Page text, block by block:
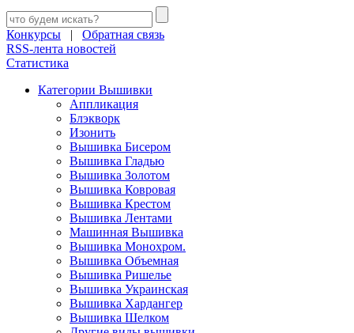
Конкурсы | Обратная связь
RSS-лента новостей
Статистика
Категории Вышивки
Аппликация
Блэкворк
Изонить
Вышивка Бисером
Вышивка Гладью
Вышивка Золотом
Вышивка Ковровая
Вышивка Крестом
Вышивка Лентами
Машинная Вышивка
Вышивка Монохром.
Вышивка Объемная
Вышивка Ришелье
Вышивка Украинская
Вышивка Хардангер
Вышивка Шелком